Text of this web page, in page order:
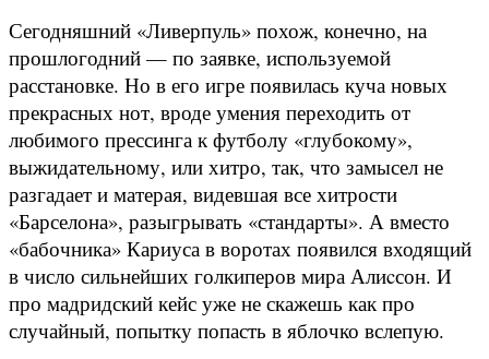
Сегодняшний «Ливерпуль» похож, конечно, на
прошлогодний — по заявке, используемой
расстановке. Но в его игре появилась куча новых
прекрасных нот, вроде умения переходить от
любимого прессинга к футболу «глубокому»,
выжидательному, или хитро, так, что замысел не
разгадает и матерая, видевшая все хитрости
«Барселона», разыгрывать «стандарты». А вместо
«бабочника» Кариуса в воротах появился входящий
в число сильнейших голкиперов мира Алиcсон. И
про мадридский кейс уже не скажешь как про
случайный, попытку попасть в яблочко вслепую.